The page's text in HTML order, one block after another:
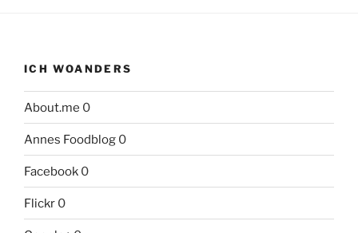
ICH WOANDERS
About.me 0
Annes Foodblog 0
Facebook 0
Flickr 0